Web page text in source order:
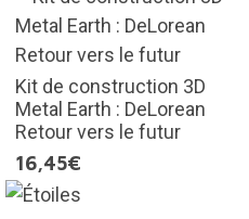
Kit de construction 3D
Metal Earth : DeLorean
Retour vers le futur
16,45€